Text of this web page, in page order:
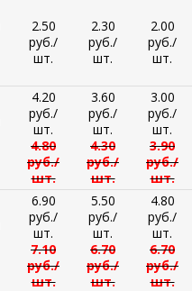
2.50
руб./
шт.
2.30
руб./
шт.
2.00
руб./
шт.
4.20
руб./
шт.
4.80
руб./
шт.
3.60
руб./
шт.
4.30
руб./
шт.
3.00
руб./
шт.
3.90
руб./
шт.
6.90
руб./
шт.
7.10
руб./
шт.
5.50
руб./
шт.
6.70
руб./
шт.
4.80
руб./
шт.
6.70
руб./
шт.